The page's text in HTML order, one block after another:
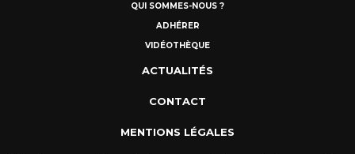
QUI SOMMES-NOUS ?
ADHÉRER
VIDÉOTHÈQUE
ACTUALITÉS
CONTACT
MENTIONS LÉGALES